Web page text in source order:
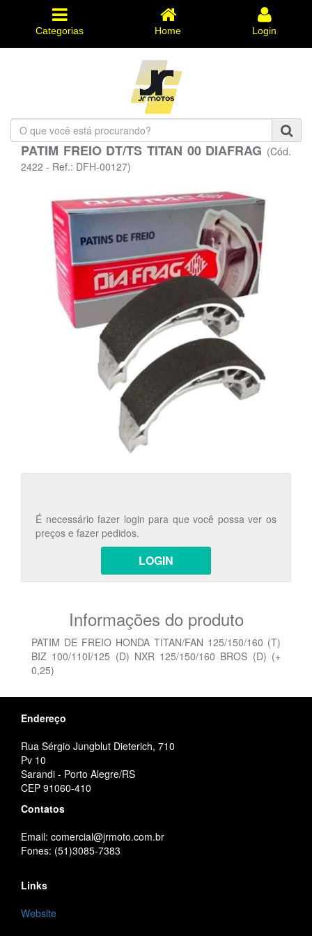
Categorias Home Login
O
que
você
está
PATIM FREIO DT/TS TITAN 00 DIAFRAG (Cód.
2422 - Ref.: DFH-00127)
É necessário fazer login para que você possa ver os
preços e fazer pedidos.
LOGIN
Informações do produto
PATIM DE FREIO HONDA TITAN/FAN 125/150/160 (T)
BIZ 100/110I/125 (D) NXR 125/150/160 BROS (D) (+
0,25)
Endereço
Rua Sérgio Jungblut Dieterich, 710
Pv 10
Sarandi - Porto Alegre/RS
CEP 91060-410
Contatos
Email: comercial@jrmoto.com.br
Fones: (51)3085-7383
Links
Website